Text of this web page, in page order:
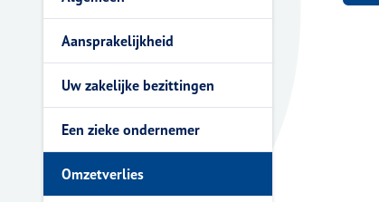
Aansprakelijkheid
Uw zakelijke bezittingen
Een zieke ondernemer
Omzetverlies